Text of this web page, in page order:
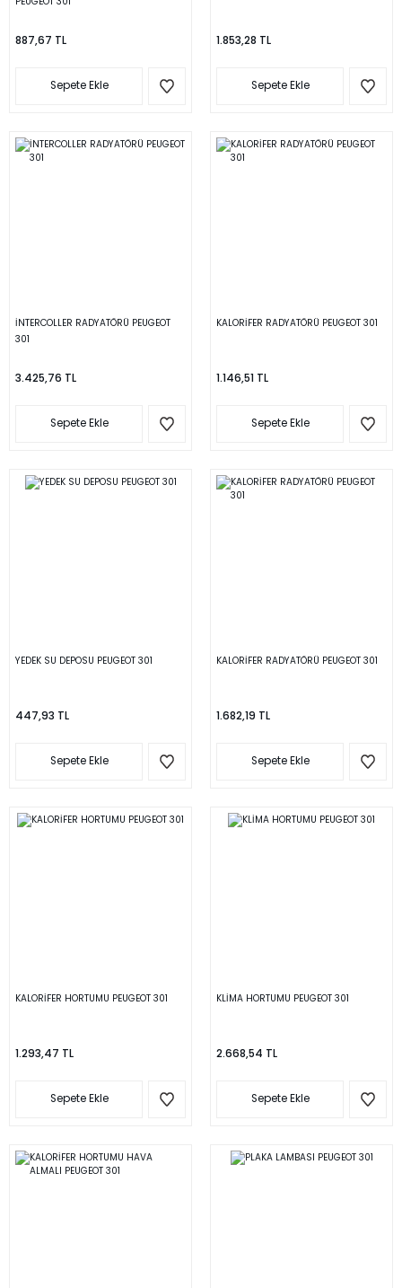
887,67 TL
Sepete Ekle
1.853,28 TL
Sepete Ekle
İNTERCOLLER RADYATÖRÜ PEUGEOT
301
3.425,76 TL
Sepete Ekle
KALORİFER RADYATÖRÜ PEUGEOT 301
1.146,51 TL
Sepete Ekle
YEDEK SU DEPOSU PEUGEOT 301
447,93 TL
Sepete Ekle
KALORİFER RADYATÖRÜ PEUGEOT 301
1.682,19 TL
Sepete Ekle
KALORİFER HORTUMU PEUGEOT 301
1.293,47 TL
Sepete Ekle
KLİMA HORTUMU PEUGEOT 301
2.668,54 TL
Sepete Ekle